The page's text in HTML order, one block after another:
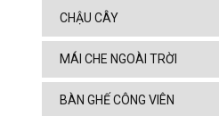
CHẬU CÂY
MÁI CHE NGOÀI TRỜI
BÀN GHẾ CÔNG VIÊN